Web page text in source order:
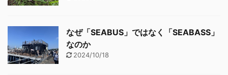
なぜ「SEABUS」ではなく「SEABASS」
なのか
2024/10/18